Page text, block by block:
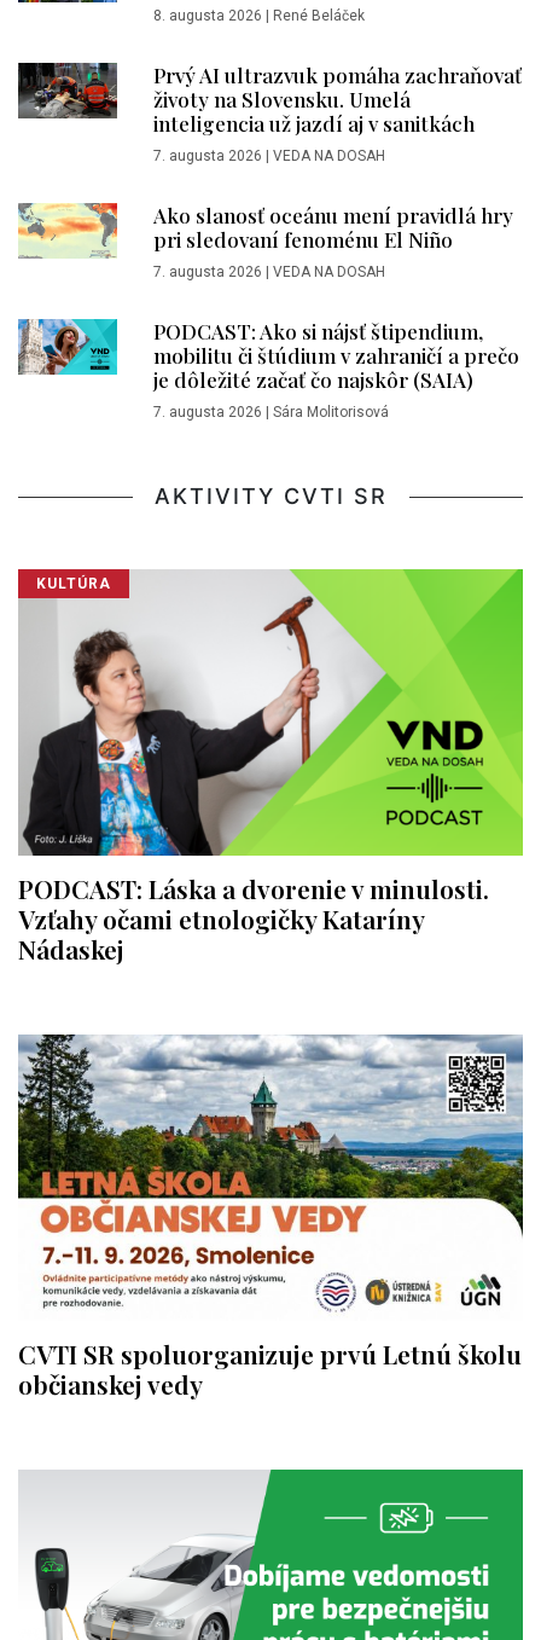
8. augusta 2026 | René Beláček
Prvý AI ultrazvuk pomáha zachraňovať
životy na Slovensku. Umelá
inteligencia už jazdí aj v sanitkách
7. augusta 2026 | VEDA NA DOSAH
Ako slanosť oceánu mení pravidlá hry
pri sledovaní fenoménu El Niño
7. augusta 2026 | VEDA NA DOSAH
PODCAST: Ako si nájsť štipendium,
mobilitu či štúdium v zahraničí a prečo
je dôležité začať čo najskôr (SAIA)
7. augusta 2026 | Sára Molitorisová
AKTIVITY CVTI SR
KULTÚRA
PODCAST: Láska a dvorenie v minulosti.
Vzťahy očami etnologičky Kataríny
Nádaskej
CVTI SR spoluorganizuje prvú Letnú školu
občianskej vedy